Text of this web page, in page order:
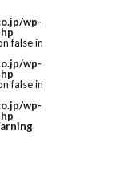
wp-
false in
wp-
false in
wp-